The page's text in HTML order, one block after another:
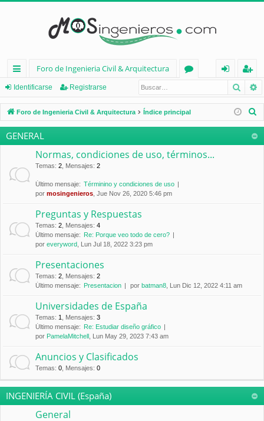
nl
ac
es
rá
d
Foro de Ingenieria Civil & Arquitectura
os
nt
ifi
eg
ist
ra
Identificarse Registrarse
Foro de Ingenieria Civil & Arquitectura Índice principal
GENERAL
Normas, condiciones de uso, términos...
Temas: 2 Mensajes: 2
Último mensaje: Términino y condiciones de uso
por mosingenieros , Jue Nov 26, 2020 5:46 pm
Preguntas y Respuestas
Temas: 2 Mensajes: 4
Último mensaje: Re: Porque veo todo de cero?
por everyword , Lun Jul 18, 2022 3:23 pm
Presentaciones
Temas: 2 Mensajes: 2
Último mensaje: Presentacion por batman8 , Lun Dic 12, 2022 4:11 am
Universidades de España
Temas: 1 Mensajes: 3
Último mensaje: Re: Estudiar diseño gráfico
por PamelaMitchell , Lun May 29, 2023 7:43 am
Anuncios y Clasificados
Temas: 0 Mensajes: 0
INGENIERÍA CIVIL (España)
General